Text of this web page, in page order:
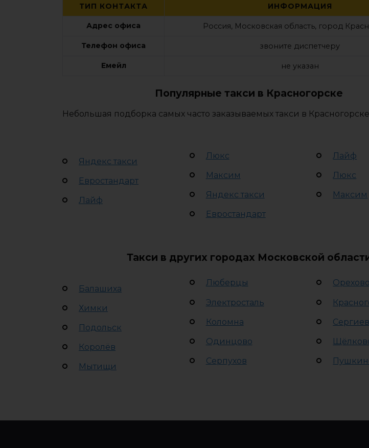
ТИП КОНТАКТА ИНФОРМАЦИЯ
Адрес офиса Россия, Московская область, город
Телефон офиса звоните диспетчеру
Емейл не указан
Популярные такси в Красногорске
Небольшая подборка самых часто заказываемых такси в
Яндекс такси
Евростандарт
Лайф
Люкс
Максим
Яндекс такси
Евростандарт
Лайф
Люкс
Максим
Такси в других городах Московской
Балашиха
Химки
Подольск
Королёв
Мытищи
Люберцы
Электросталь
Коломна
Одинцово
Серпухов